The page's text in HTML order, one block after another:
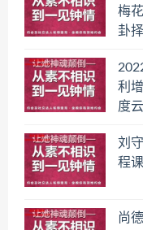
梅
卦
利
度
刘
程
尚